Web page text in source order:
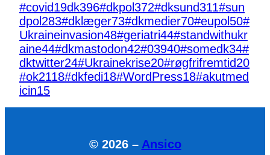
#covid19dk396#dkpol372#dksund311#sun
dpol 283#dklæger73#dkmedier70#eupol 50#
Ukraineinvasion48#geriatri44#standwithukr
aine44#dkmastodon42#03940#somedk34#
dktwitter24#Ukrainekrise20#røgfrifremtid20
#ok2118#dkfedi18#WordPress18#akutmed
icin15
© 2026 – Ansico